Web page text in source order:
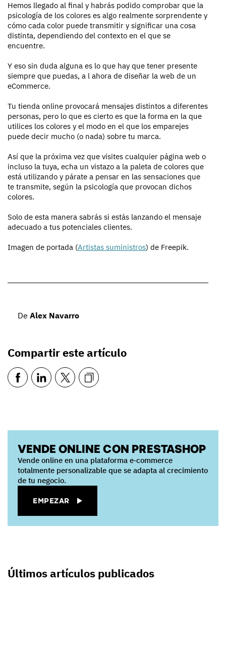
Hemos llegado al final y habrás podido comprobar que la
psicología de los colores es algo realmente sorprendente y
cómo cada color puede transmitir y significar una cosa
distinta, dependiendo del contexto en el que se
encuentre.
Y eso sin duda alguna es lo que hay que tener presente
siempre que puedas, a l ahora de diseñar la web de un
eCommerce.
Tu tienda online provocará mensajes distintos a diferentes
personas, pero lo que es cierto es que la forma en la que
utilices los colores y el modo en el que los emparejes
puede decir mucho (o nada) sobre tu marca.
Así que la próxima vez que visites cualquier página web o
incluso la tuya, echa un vistazo a la paleta de colores que
está utilizando y párate a pensar en las sensaciones que
te transmite, según la psicología que provocan dichos
colores.
Solo de esta manera sabrás si estás lanzando el mensaje
adecuado a tus potenciales clientes.
Imagen de portada (Artistas suministros) de Freepik.
De Alex Navarro
Compartir este artículo
VENDE ONLINE CON PRESTASHOP
Vende online en una plataforma e‑commerce
totalmente personalizable que se adapta al crecimiento
de tu negocio.
EMPEZAR
Últimos artículos publicados